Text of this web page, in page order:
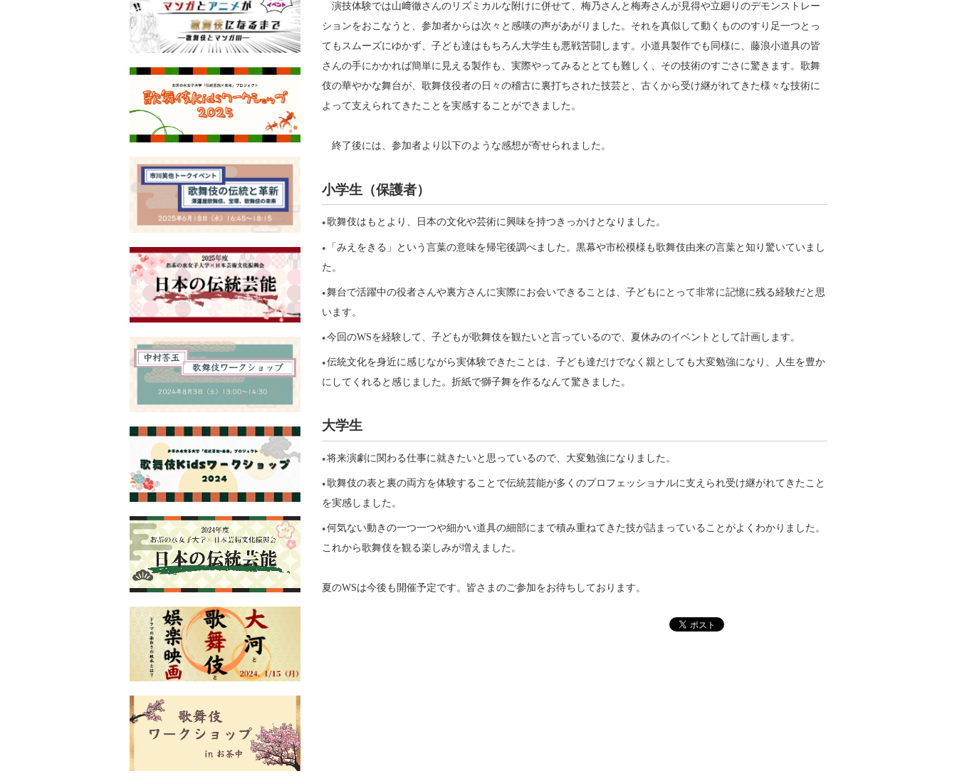
演技体験では山﨑徹さんのリズミカルな附けに併せて、梅乃さんと梅寿さんが見得や立廻りのデモンストレー
ションをおこなうと、参加者からは次々と感嘆の声があがりました。それを真似して動くもののすり足一つとっ
てもスムーズにゆかず、子ども達はもちろん大学生も悪戦苦闘します。小道具製作でも同様に、藤浪小道具の皆
さんの手にかかれば簡単に見える製作も、実際やってみるととても難しく、その技術のすごさに驚きます。歌舞
伎の華やかな舞台が、歌舞伎役者の日々の稽古に裏打ちされた技芸と、古くから受け継がれてきた様々な技術に
よって支えられてきたことを実感することができました。
終了後には、参加者より以下のような感想が寄せられました。
小学生（保護者）
歌舞伎はもとより、日本の文化や芸術に興味を持つきっかけとなりました。
「みえをきる」という言葉の意味を帰宅後調べました。黒幕や市松模様も歌舞伎由来の言葉と知り驚いていまし
た。
舞台で活躍中の役者さんや裏方さんに実際にお会いできることは、子どもにとって非常に記憶に残る経験だと思
います。
今回のWSを経験して、子どもが歌舞伎を観たいと言っているので、夏休みのイベントとして計画します。
伝統文化を身近に感じながら実体験できたことは、子ども達だけでなく親としても大変勉強になり、人生を豊か
にしてくれると感じました。折紙で獅子舞を作るなんて驚きました。
大学生
将来演劇に関わる仕事に就きたいと思っているので、大変勉強になりました。
歌舞伎の表と裏の両方を体験することで伝統芸能が多くのプロフェッショナルに支えられ受け継がれてきたこと
を実感しました。
何気ない動きの一つ一つや細かい道具の細部にまで積み重ねてきた技が詰まっていることがよくわかりました。
これから歌舞伎を観る楽しみが増えました。
夏のWSは今後も開催予定です。皆さまのご参加をお待ちしております。